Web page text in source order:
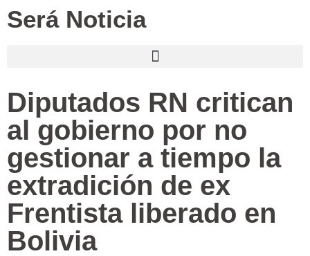
Será Noticia
Diputados RN critican
al gobierno por no
gestionar a tiempo la
extradición de ex
Frentista liberado en
Bolivia